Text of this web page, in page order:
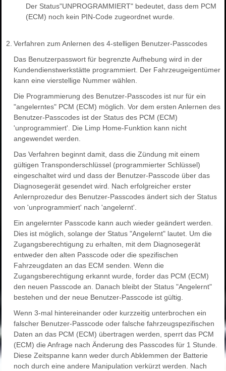
Der Status"UNPROGRAMMIERT" bedeutet, dass dem PCM
(ECM) noch kein PIN-Code zugeordnet wurde.
2. Verfahren zum Anlernen des 4-stelligen Benutzer-Passcodes
Das Benutzerpasswort für begrenzte Aufhebung wird in der
Kundendienstwerkstätte programmiert. Der Fahrzeugeigentümer
kann eine vierstellige Nummer wählen.
Die Programmierung des Benutzer-Passcodes ist nur für ein
"angelerntes" PCM (ECM) möglich. Vor dem ersten Anlernen des
Benutzer-Passcodes ist der Status des PCM (ECM)
'unprogrammiert'. Die Limp Home-Funktion kann nicht
angewendet werden.
Das Verfahren beginnt damit, dass die Zündung mit einem
gültigen Transponderschlüssel (programmierter Schlüssel)
eingeschaltet wird und dass der Benutzer-Passcode über das
Diagnosegerät gesendet wird. Nach erfolgreicher erster
Anlernprozedur des Benutzer-Passcodes ändert sich der Status
von 'unprogrammiert' nach 'angelernt'.
Ein angelernter Passcode kann auch wieder geändert werden.
Dies ist möglich, solange der Status "Angelernt" lautet. Um die
Zugangsberechtigung zu erhalten, mit dem Diagnosegerät
entweder den alten Passcode oder die spezifischen
Fahrzeugdaten an das ECM senden. Wenn die
Zugangsberechtigung erkannt wurde, forder das PCM (ECM)
den neuen Passcode an. Danach bleibt der Status "Angelernt"
bestehen und der neue Benutzer-Passcode ist gültig.
Wenn 3-mal hintereinander oder kurzzeitig unterbrochen ein
falscher Benutzer-Passcode oder falsche fahrzeugspezifischen
Daten an das PCM (ECM) übertragen werden, sperrt das PCM
(ECM) die Anfrage nach Änderung des Passcodes für 1 Stunde.
Diese Zeitspanne kann weder durch Abklemmen der Batterie
noch durch eine andere Manipulation verkürzt werden. Nach